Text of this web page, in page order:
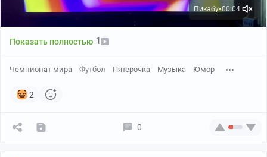
Пикабу●00:04
Показать полностью 1
Чемпионат мира Футбол Пятерочка Музыка Юмор
2
0